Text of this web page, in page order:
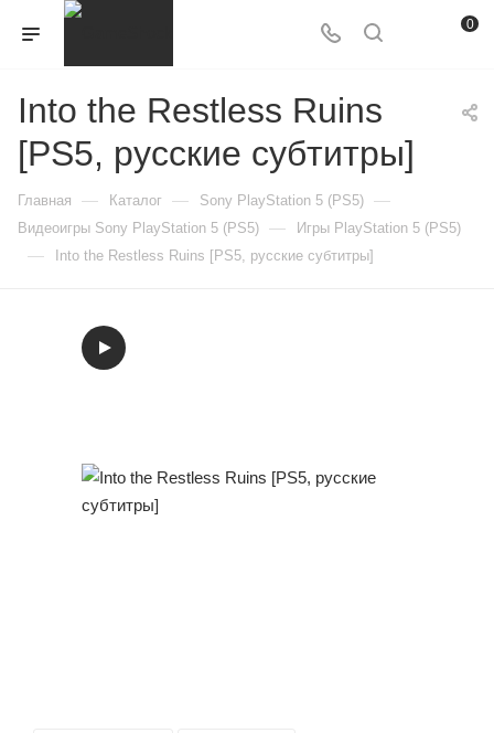
0
Into the Restless Ruins
[PS5, русские субтитры]
Главная — Каталог — Sony PlayStation 5 (PS5) —
Видеоигры Sony PlayStation 5 (PS5) — Игры PlayStation 5 (PS5)
— Into the Restless Ruins [PS5, русские субтитры]